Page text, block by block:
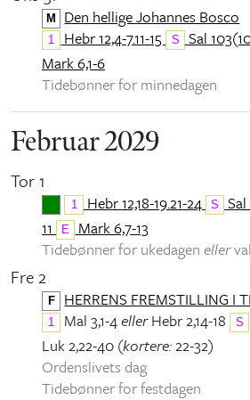
M Den hellige Johannes Bosco
1 Hebr 12,4-7.11-15 S Sal
Mark 6,1-6
Tidebønner for minnedagen
Februar 2029
Tor 1
1 Hebr 12,18-19.21-24 S
11
E
Mark 6,7-13
Tidebønner for ukedagen eller
Fre 2
F HERRENS FREMSTILLING I
1 Mal 3,1-4ellerHebr 2,14-18 S
Luk 2,22-40 (kortere:22-32)
Ordenslivets dag
Tidebønner for festdagen